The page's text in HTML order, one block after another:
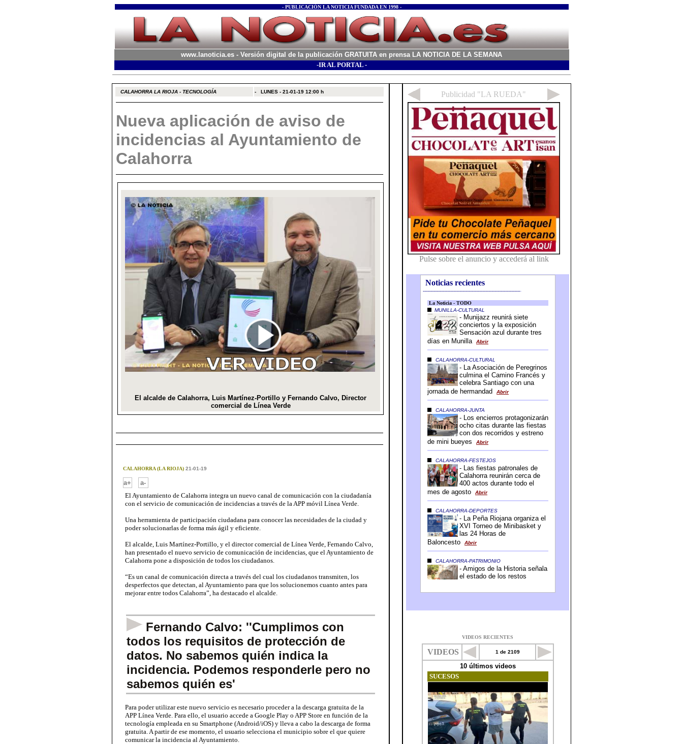
- PUBLICACIÓN LA NOTICIA FUNDADA EN 1998 -
www.lanoticia.es - Versión digital de la publicación GRATUITA en prensa LA NOTICIA DE LA SEMANA
-IR AL PORTAL -
CALAHORRA LA RIOJA - TECNOLOGÍA - LUNES - 21-01-19 12:00 h
Nueva aplicación de aviso de
incidencias al Ayuntamiento de
Calahorra
CALAHORRA (LA RIOJA)21-01-19
a+
a-
El Ayuntamiento de Calahorra integra un nuevo canal de comunicación con la ciudadanía
con el servicio de comunicación de incidencias a través de la APP móvil Línea Verde.
Una herramienta de participación ciudadana para conocer las necesidades de la ciudad y
poder solucionarlas de forma más ágil y eficiente.
El alcalde, Luis Martínez-Portillo, y el director comercial de Línea Verde, Fernando Calvo,
han presentado el nuevo servicio de comunicación de incidencias, que el Ayuntamiento de
Calahorra pone a disposición de todos los ciudadanos.
“Es un canal de comunicación directa a través del cual los ciudadanos transmiten, los
desperfectos que detectan, al Ayuntamiento para que los solucionemos cuanto antes para
mejorar entre todos Calahorra”, ha destacado el alcalde.
Fernando Calvo: ''Cumplimos con
todos los requisitos de protección de
datos. No sabemos quién indica la
incidencia. Podemos responderle pero no
sabemos quién es'
Para poder utilizar este nuevo servicio es necesario proceder a la descarga gratuita de la
APP Línea Verde. Para ello, el usuario accede a Google Play o APP Store en función de la
tecnología empleada en su Smartphone (Android/iOS) y lleva a cabo la descarga de forma
gratuita. A partir de ese momento, el usuario selecciona el municipio sobre el que quiere
comunicar la incidencia al Ayuntamiento.
Noticias recientes
-----------------------------------------------------------------
VIDEOS RECIENTES